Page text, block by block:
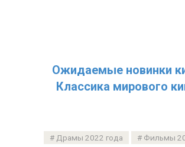
Ожидаемые новинки
Классика мирового
Драмы 2022 года Фильмы